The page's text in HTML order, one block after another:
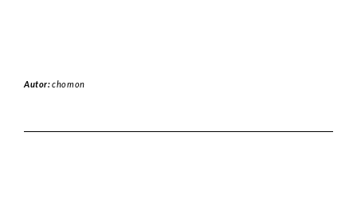
Autor:chomon